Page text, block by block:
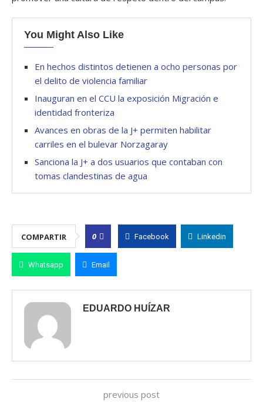
You Might Also Like
En hechos distintos detienen a ocho personas por
el delito de violencia familiar
Inauguran en el CCU la exposición Migración e
identidad fronteriza
Avances en obras de la J+ permiten habilitar
carriles en el bulevar Norzagaray
Sanciona la J+ a dos usuarios que contaban con
tomas clandestinas de agua
COMPARTIR 0 Facebook Linkedin
Whatsapp Email
EDUARDO HUÍZAR
previous post